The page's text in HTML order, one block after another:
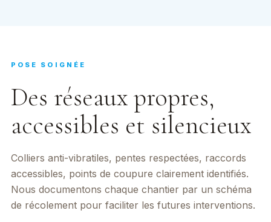
POSE SOIGNÉE
Des réseaux propres,
accessibles et silencieux
Colliers anti-vibratiles, pentes respectées, raccords
accessibles, points de coupure clairement identifiés.
Nous documentons chaque chantier par un schéma
de récolement pour faciliter les futures interventions.